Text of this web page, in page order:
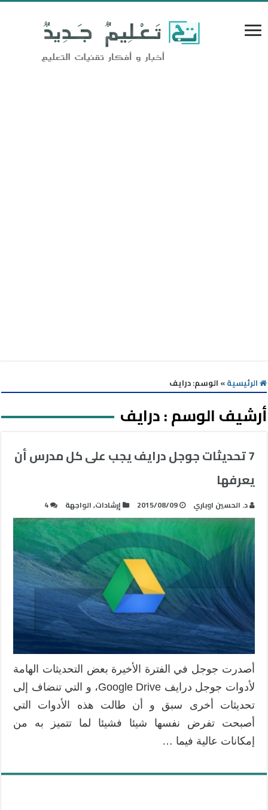
الرئيسية» الوسم:درايف
أرشيف الوسم :درايف
7 تحديثات جوجل درايف يجب على كل مدرس أن
يعرفها
د. الحسين اوباري 2015/08/09 إرشادات,الواجهة 4
أصدرت جوجل في الفترة الأخيرة بعض التحديثات الهامة
لأدوات جوجل درايف Google Drive، و التي تنضاف إلى
تحديثات أخرى سبق و أن طالت هذه الأدوات التي
أصبحت تفرض نفسها شيئا فشيئا لما تتميز به من
إمكانات عالية فيما …